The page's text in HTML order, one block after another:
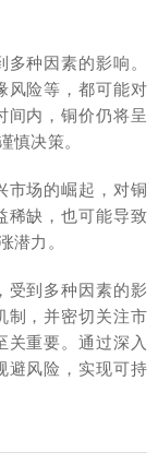
种因素的影响。
风险等，都可能对
间内，铜价仍将呈
慎决策。
市场的崛起，对铜
稀缺，也可能导致
潜力。
受到多种因素的影
制，并密切关注市
关重要。通过深入
避风险，实现可持